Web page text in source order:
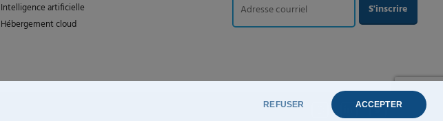
REFUSER ACCEPTER
Intelligence artificielle
Hébergement cloud